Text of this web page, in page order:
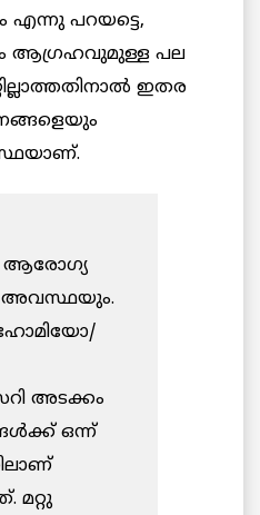
പറയട്ടെ,
ആഗ്രഹവുമുള്ള പല
ഇതര
ആരോഗ്യ
അവസ്ഥയും.
ഹോമിയോ/
അടക്കം
ഒന്ന്
മറ്റു